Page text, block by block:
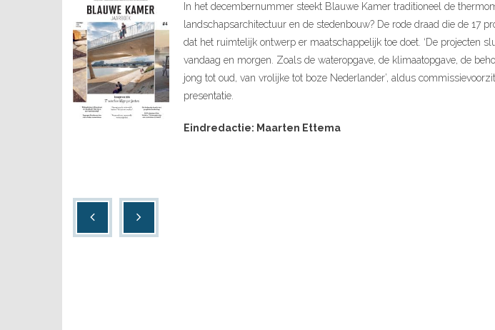
In het decembernummer steekt Blauwe Kamer traditioneel de
landschapsarchitectuur en de stedenbouw? De rode draad die de 17
dat het ruimtelijk ontwerp er maatschappelijk toe doet. ‘De projecten
vandaag en morgen. Zoals de wateropgave, de klimaatopgave, de
jong tot oud, van vrolijke tot boze Nederlander’, aldus
presentatie.
Eindredactie: Maarten Ettema